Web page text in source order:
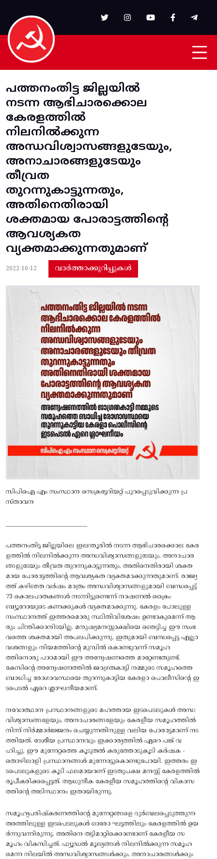
പത്തനംതിട്ട ജില്ലയിൽ
നടന്ന ആഭിചാരക്കൊല
കേരളത്തില്‍
നിലനില്‍ക്കുന്ന
അന്ധവിശ്വാസങ്ങളുടേയും,
അനാചാരങ്ങളുടേയും
തീവ്രത
തുറന്നുകാട്ടുന്നതും,
അതിനെതിരായി
ശക്തമായ പോരാട്ടത്തിന്റെ
ആവശ്യകത
വ്യക്തമാക്കുന്നതുമാണ്
2022-10-12 വാർത്താക്കുറിപ്പുകൾ
സിപിഐ എം സംസ്ഥാന സെക്രട്ടേറിയറ്റ്‌ പുറപ്പെടുവിക്കുന്ന പ്ര
സ്‌താവന
പത്തനംതിട്ട ജില്ലയിലെ ഇലന്തൂരിൽ നടന്ന ആഭിചാരക്കൊല കേര
ളത്തിൽ നിലനിൽക്കുന്ന അന്ധവിശ്വാസങ്ങളുടേയും, അനാചാര
ങ്ങളുടേയും തീവ്രത തുറന്നുകാട്ടുന്നതും, അതിനെതിരായി ശക്ത
മായ പോരാട്ടത്തിന്റെ ആവശ്യകത വ്യക്തമാക്കുന്നതുമാണ്. രാജ്യ
ത്ത്‌ കഴിഞ്ഞ വർഷം മാത്രം അന്ധവിശ്വാസങ്ങളുമായി ബന്ധപ്പെട്ട്‌
73 കൊലപാതകങ്ങൾ നടന്നിട്ടുണ്ടെന്ന്‌ നാഷണൽ ക്രൈം
ബ്യൂറോയുടെ കണക്കുകൾ വ്യക്തമാക്കുന്നു. കേരളം പോലുള്ള
സംസ്ഥാനത്ത്‌ ഇത്തരമൊരു സ്ഥിതിവിശേഷം ഉണ്ടാകുമെന്ന്‌ ആ
രും ചിന്തിക്കാനിടയില്ല. മനുഷ്യമനസ്സാക്ഷിയെ ഞെട്ടിച്ച ഈ സംഭ
വത്തെ ശക്തമായി അപലപിക്കുന്നു. ഇതുമായി ബന്ധപ്പെട്ട എല്ലാ
വശങ്ങളും നിയമത്തിന്റെ മുമ്പിൽ കൊണ്ടുവന്ന്‌ സമൂഹ
ത്തിനൊരു പാഠമായി ഈ അന്വേഷണത്തെ മാറ്റേണ്ടതുണ്ട്‌.
കേസിന്റെ അന്വേഷണത്തിൽ ജാഗ്രതകാട്ടി നമ്മുടെ സമൂഹത്തെ
ബാധിച്ച രോഗാവസ്ഥയെ തുറന്നുകാട്ടിയ കേരളാ പൊലീസിന്റെ ഇ
ടപെടൽ ഏറെ ശ്ലാഘനീയമാണ്‌.
നവോത്ഥാന പ്രസ്ഥാനങ്ങളുടെ മഹത്തായ ഇടപെടലുകൾ അന്ധ
വിശ്വാസങ്ങളേയും, അനാചാരങ്ങളേയും കേരളീയ സമൂഹത്തിൽ
നിന്ന്‌ നിർമ്മാർജ്ജനം ചെയ്യുന്നതിനുള്ള വലിയ പോരാട്ടമാണ്‌ നട
ത്തിയത്‌. ദേശീയ പ്രസ്ഥാനവും ഇക്കാര്യത്തിൽ ഏറെ പങ്ക്‌ വ
ഹിച്ചു. ഈ മുന്നേറ്റത്തെ കൂടുതൽ കരുത്തോടുകൂടി കർഷക -
തൊഴിലാളി പ്രസ്ഥാനങ്ങൾ മുന്നോട്ടുകൊണ്ടുപോയി. ഇത്തരം ഇ
ടപെടലുകളുടെ കൂടി ഫലമായാണ്‌ ഇടതുപക്ഷ മനസ്സ്‌ കേരളത്തിൽ
രൂപീകരിക്കപ്പെട്ടത്‌. ആധുനീക കേരളീയ സമൂഹത്തിന്റെ വികാസ
ത്തിന്റെ അടിസ്ഥാനം ഇതായിരുന്നു.
സമൂഹ്യപരിഷ്‌കരണത്തിന്റെ മുന്നേറ്റങ്ങളെ ദുർബലപ്പെടുത്തുന്ന
തരത്തിലുള്ള ഇടപെടലുകൾ ഓരോ ഘട്ടത്തിലും കേരളത്തിൽ ഉയ
ർന്നുവന്നിരുന്നു. അതിനെ തട്ടിമാറ്റിക്കൊണ്ടാണ്‌ കേരളീയ സ
മൂഹം വികസിച്ചത്‌. ഫ്യൂഡൽ മൂല്യങ്ങൾ നിലനിൽക്കുന്ന സമൂഹ
മെന്ന നിലയിൽ അന്ധവിശ്വാസങ്ങൾക്കും, അനാചാരങ്ങൾക്കും